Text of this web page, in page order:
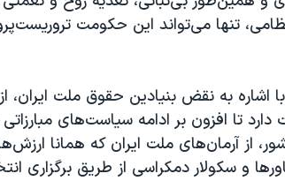
تنها می‌تواند این حکومت
به نقض بنیادین حقوق ملت ایران،
دارد تا افزون بر ادامه سیاست‌های
از آرمان‌های ملت ایران که همانا
و سکولار دمکراسی از طریق برگزاری